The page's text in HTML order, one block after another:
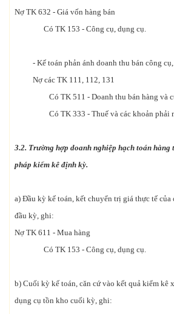
Nợ TK 632 - Giá vốn hàng bán
Có TK 153 - Công cụ, dụng cụ.
- Kế toán phản ánh doanh thu bán công cụ,
Nợ các TK 111, 112, 131
Có TK 511 - Doanh thu bán hàng và
Có TK 333 - Thuế và các khoản phải
3.2. Trường hợp doanh nghiệp hạch toán hàng
pháp kiểm kê định kỳ.
a) Đầu kỳ kế toán, kết chuyển trị giá thực tế của
đầu kỳ, ghi:
Nợ TK 611 - Mua hàng
Có TK 153 - Công cụ, dụng cụ.
b) Cuối kỳ kế toán, căn cứ vào kết quả kiểm kê
dụng cụ tồn kho cuối kỳ, ghi: